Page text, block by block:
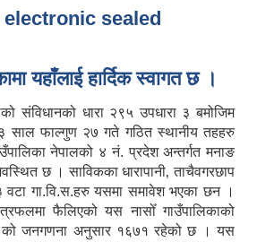
sealed
यहाँलाई हार्दिक स्वागत छ ।
संविधानको धारा २९५ उपधारा ३ बमोजिम
साल फाल्गुण २७ गते गठित स्थानीय तहहरु
नेपालको ४ नं. प्रदेश अन्तर्गत मनाङ
छ । साविकका धारापानी‚ ताचैवगरछाप
वटा गा.वि.स.हरु यसमा समावेश भएका छन ।
फैलिएको यस नासोँ गाउँपालिकाको
जनगणना अनुसार १६७१ रहेको छ । यस